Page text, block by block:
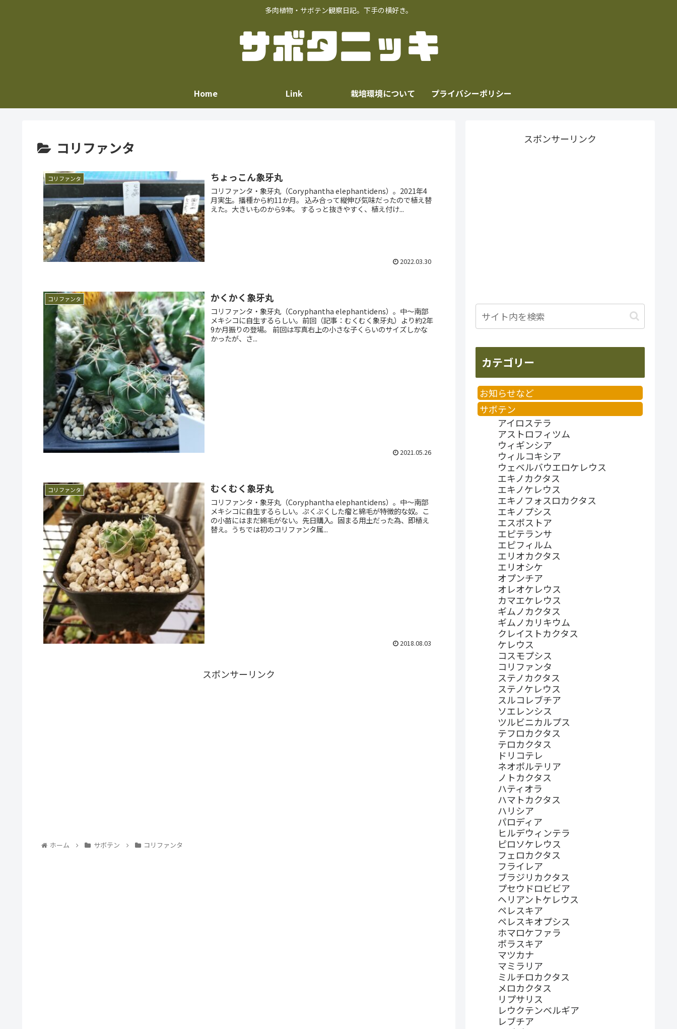
多肉植物・サボテン観察日記。下手の横好き。
Home Link 栽培環境について プライバシーポリシー
コリファンタ
コリファンタ ちょっこん象牙丸
コリファンタ・象牙丸（Coryphantha elephantidens）。2021年4
月実生。播種から約11か月。 込み合って縦伸び気味だったので植え替
えた。大きいものから9本。 するっと抜きやすく、植え付け...
2022.03.30
コリファンタ かくかく象牙丸
コリファンタ・象牙丸（Coryphantha elephantidens）。中～南部
メキシコに自生するらしい。前回（記事：むくむく象牙丸）より約2年
9か月振りの登場。 前回は写真右上の小さな子くらいのサイズしかな
かったが、さ...
2021.05.26
コリファンタ むくむく象牙丸
コリファンタ・象牙丸（Coryphantha elephantidens）。中～南部
メキシコに自生するらしい。ぷくぷくした瘤と綿毛が特徴的な奴。こ
の小苗にはまだ綿毛がない。先日購入。固まる用土だった為、即植え
替え。うちでは初のコリファンタ属...
2018.08.03
スポンサーリンク
ホーム サボテン コリファンタ
スポンサーリンク
カテゴリー
お知らせなど
サボテン
アイロステラ
アストロフィツム
ウィギンシア
ウィルコキシア
ウェベルバウエロケレウス
エキノカクタス
エキノケレウス
エキノフォスロカクタス
エキノプシス
エスポストア
エピテランサ
エピフィルム
エリオカクタス
エリオシケ
オプンチア
オレオケレウス
カマエケレウス
ギムノカクタス
ギムノカリキウム
クレイストカクタス
ケレウス
コスモプシス
コリファンタ
ステノカクタス
ステノケレウス
スルコレブチア
ソエレンシス
ツルビニカルプス
テフロカクタス
テロカクタス
ドリコテレ
ネオポルテリア
ノトカクタス
ハティオラ
ハマトカクタス
ハリシア
パロディア
ヒルデウィンテラ
ピロソケレウス
フェロカクタス
フライレア
ブラジリカクタス
プセウドロビビア
ヘリアントケレウス
ペレスキア
ペレスキオプシス
ホマロケファラ
ポラスキア
マツカナ
マミラリア
ミルチロカクタス
メロカクタス
リプサリス
レウクテンベルギア
レブチア